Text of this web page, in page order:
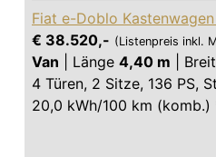
Fiat e-Doblo
€ 38.520,- (Listenpreis inkl.
Van Länge 4,40 m
4 Türen, 2 Sitze, 136 PS,
20,0 kWh/100 km (komb.)